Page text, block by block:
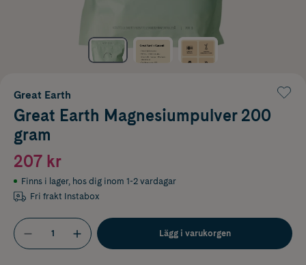
Great Earth
Great Earth Magnesiumpulver 200
gram
207 kr
Finns i lager, hos dig inom 1-2 vardagar
Fri frakt Instabox
Lägg i varukorgen